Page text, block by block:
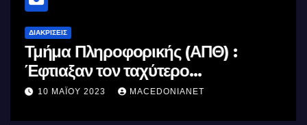
ΔΙΑΚΡΊΣΕΙΣ
Τμήμα Πληροφορικής (ΑΠΘ) :
Έφτιαξαν τον ταχύτερο
επεξεργαστή AI στον κόσμο με τη
10 ΜΑΪ́ΟΥ 2023 MACEDONIANET